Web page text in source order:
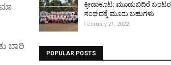
ಬಾರಿ
ಕ್ರೀಡಾಕೂಟ: ಮೂಡುಬಿದಿರೆ ಬಂಟರ
ಸಂಘದಕ್ಕೆ ಮೂರು ಬಹುಗಳು
February 21, 2022
POPULAR POSTS